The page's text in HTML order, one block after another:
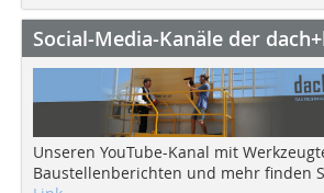
Social-Media-Kanäle der
Unseren YouTube-Kanal mit
Baustellenberichten und mehr finden